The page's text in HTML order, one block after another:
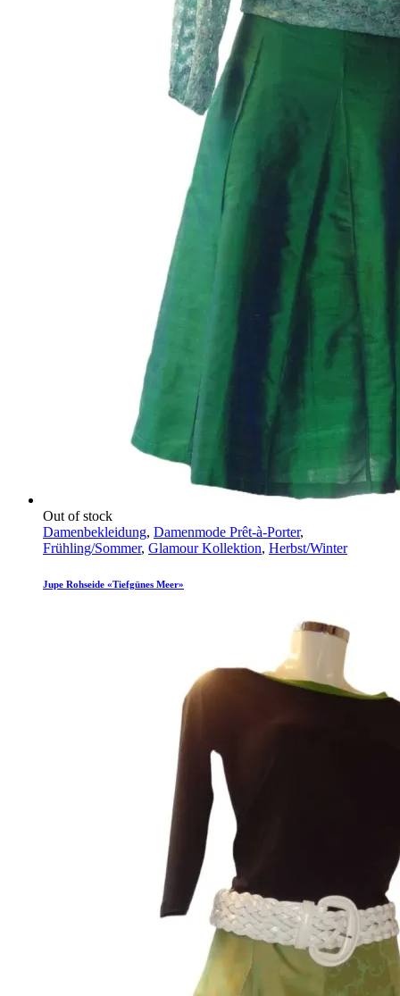
Out of stock
Damenbekleidung, Damenmode Prêt-à-Porter,
Frühling/Sommer, Glamour Kollektion, Herbst/Winter
Jupe Rohseide «Tiefgünes Meer»